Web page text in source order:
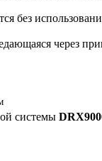
без
через
системы